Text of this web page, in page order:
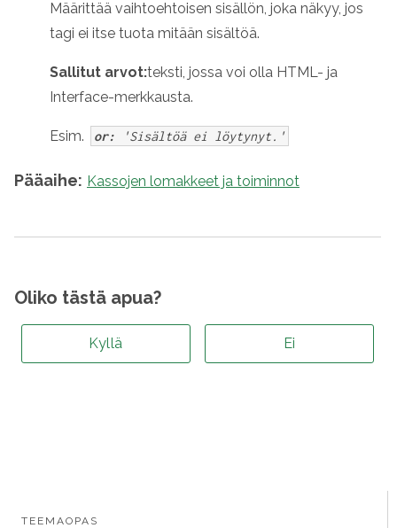
TEEMAOPAS
Määrittää vaihtoehtoisen sisällön, joka näkyy, jos
tagi ei itse tuota mitään sisältöä.
Sallitut arvot:teksti, jossa voi olla HTML- ja
Interface-merkkausta.
Esim. or: 'Sisältöä ei löytynyt.'
Pääaihe: Kassojen lomakkeet ja toiminnot
Oliko tästä apua?
Kyllä Ei